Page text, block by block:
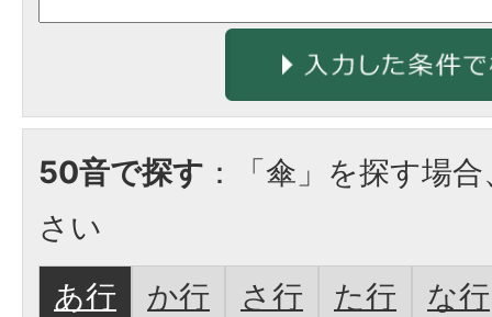
50音で探す ：「傘」を探す場
さい
あ行
か行 さ行 た行 な行